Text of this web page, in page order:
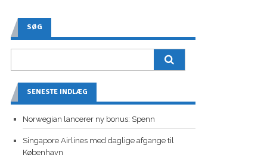
SØG
SENESTE INDLÆG
Norwegian lancerer ny bonus: Spenn
Singapore Airlines med daglige afgange til
København